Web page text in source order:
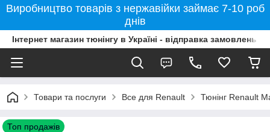
Виробництво товарів з нержавійки займає 7-10 роб
днів
Інтернет магазин тюнінгу в Україні - відправка замовлень
Товари та послуги Все для Renault Тюнінг Renault
Топ продажів